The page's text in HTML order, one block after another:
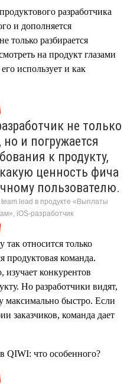
разработчика
и дополняется
только разбирается
на продукт глазами
использует и как
не только
и погружается
к продукту,
ценность фича
пользователю.
lead в продукте «Выплаты
iOS-разработчик
относится только
команда.
конкурентов
Но разработчики видят,
максимально быстро. Если
заказчиков, команда дает